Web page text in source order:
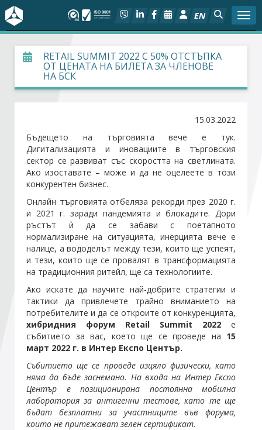
EN
За БСК
На фокус
Социален диалог
Дейности
Арбитражен съд
Проекти
Членове
Стани член
Абонирайте се!
RETAIL SUMMIT 2022 С 50% ОТСТЪПКА
ОТ ЦЕНАТА НА БИЛЕТА ЗА ЧЛЕНОВЕ
НА БСК
15.03.2022
Бъдещето на търговията вече е тук.
Дигитализацията и иновациите в търговския
сектор се развиват със скоростта на светлината.
Ако изоставате – може и да не оцелеете в този
конкурентен бизнес.
Онлайн търговията отбеляза рекорди през 2020 г.
и 2021 г. заради пандемията и блокадите. Дори
ръстът ѝ да се забави с поетапното
нормализиране на ситуацията, инерцията вече е
налице, а вододелът между тези, които ще успеят,
и тези, които ще се провалят в трансформацията
на традиционния ритейл, ще са технологиите.
Ако искате да научите най-добрите стратегии и
тактики да привлечете трайно вниманието на
потребителите и да се откроите от конкуренцията,
хибридния форум
Retail Summit 2022 е
събитието за вас, което ще се проведе на 15
март 2022 г. в Интер Експо Център.
Събитието ще се проведе изцяло физически, като
няма да бъде заснемано. На входа на Интер Експо
Център е позиционирана постоянна мобилна
лаборатория за антигенни тестове, като те ще
бъдат безплатни за участниците във форума,
които не притежават зелен сертификат.